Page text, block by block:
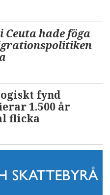
Ceuta hade föga
fynd
1.500 år
flicka